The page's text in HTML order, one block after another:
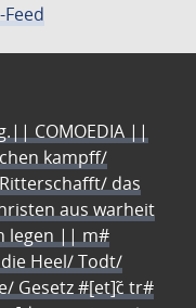
Feed
COMOEDIA ||
kampff/
das
aus warheit
legen || m#
Heel/ Todt/
Gesetz #[et]c̃ tr#